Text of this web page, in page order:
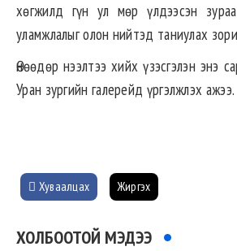
хөгжилд гүн ул мөр үлдээсэн
уламжлалыг олон нийтэд таниулах
Өнөөдөр нээлтээ хийх үзэсгэлэн энэ
Уран зургийн галерейд үргэлжлэх ажээ.
Хуваалцах Жиргэх
ХОЛБООТОЙ МЭДЭЭ